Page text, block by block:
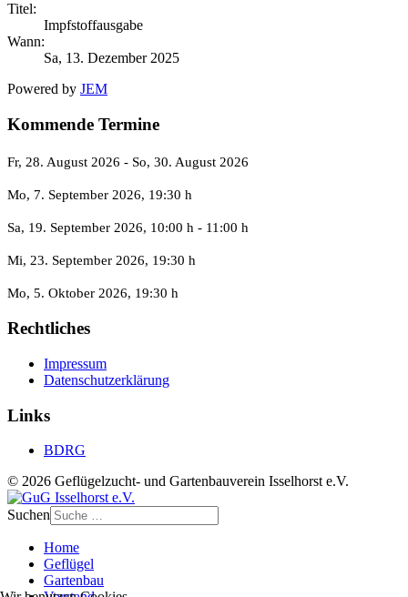
Titel:
Impfstoffausgabe
Wann:
Sa, 13. Dezember 2025
Powered by JEM
Kommende Termine
Fr, 28. August 2026 - So, 30. August 2026
Mo, 7. September 2026, 19:30 h
Sa, 19. September 2026, 10:00 h - 11:00 h
Mi, 23. September 2026, 19:30 h
Mo, 5. Oktober 2026, 19:30 h
Rechtliches
Impressum
Datenschutzerklärung
Links
BDRG
© 2026 Geflügelzucht- und Gartenbauverein Isselhorst e.V.
Suchen
Home
Geflügel
Gartenbau